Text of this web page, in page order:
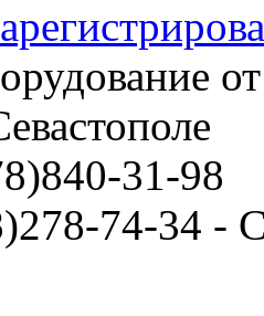
31-98
74-34 -